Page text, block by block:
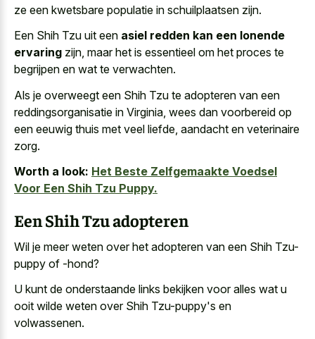
ze een kwetsbare populatie in schuilplaatsen zijn.
Een Shih Tzu uit een asiel redden kan een lonende
ervaring zijn, maar het is essentieel om het proces te
begrijpen en wat te verwachten.
Als je overweegt een Shih Tzu te adopteren van een
reddingsorganisatie in Virginia, wees dan voorbereid op
een eeuwig thuis met veel liefde, aandacht en veterinaire
zorg.
Worth a look: Het Beste Zelfgemaakte Voedsel
Voor Een Shih Tzu Puppy.
Een Shih Tzu adopteren
Wil je meer weten over het adopteren van een Shih Tzu-
puppy of -hond?
U kunt de onderstaande links bekijken voor alles wat u
ooit wilde weten over Shih Tzu-puppy's en
volwassenen.